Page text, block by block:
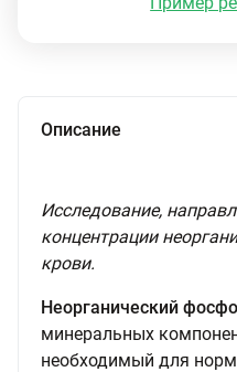
Описание
Исследование,
концентрации
крови.
Неорганический
минеральных
необходимый для